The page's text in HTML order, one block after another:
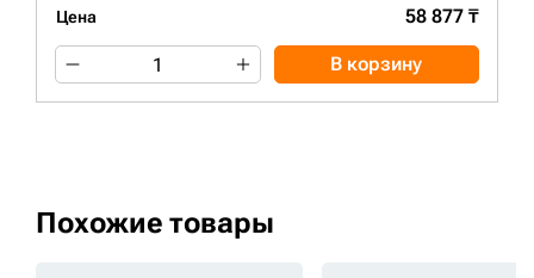
Цена 58 877 ₸
В корзину
Похожие товары